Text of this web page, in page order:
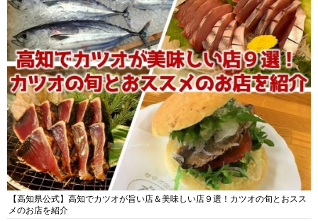
【高知県公式】高知でカツオが旨い店＆美味しい店９選！カツオの旬とおスス
メのお店を紹介